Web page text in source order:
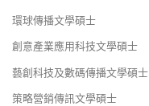
環球傳播文學碩士
創意產業應用科技文學碩士
藝創科技及數碼傳播文學碩士
策略營銷傳訊文學碩士